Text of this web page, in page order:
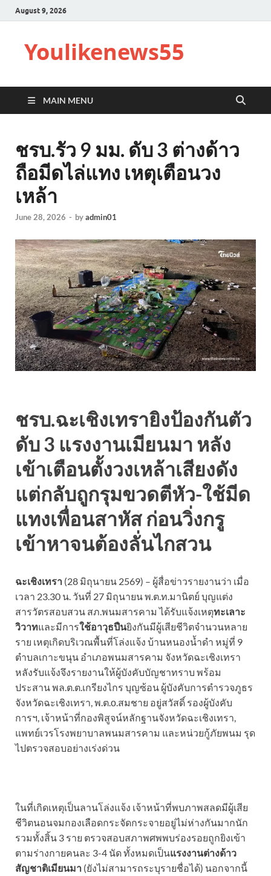
August 9, 2026
Youlikenews55
MAIN MENU
ชรบ.รัว 9 มม. ดับ 3 ต่างด้าว
ถือมีดไล่แทง เหตุเตือนวง
เหล้า
June 28, 2026 - byadmin01
ชรบ.ฉะเชิงเทรายิงป้องกันตัว
ดับ 3 แรงงานเมียนมา หลัง
เข้าเตือนตั้งวงเหล้าเสียงดัง
แต่กลับถูกรุมขวดตีหัว-ใช้มีด
แทงเพื่อนสาหัส ก่อนวิ่งกรู
เข้าหาจนต้องลั่นไกสวน
ฉะเชิงเทรา (28 มิถุนายน 2569) – ผู้สื่อข่าวรายงานว่า เมื่อ
เวลา 23.30 น. วันที่ 27 มิถุนายน พ.ต.ท.มานิตย์ บุญแต่ง
สารวัตรสอบสวน สภ.พนมสารคาม ได้รับแจ้งเหตุทะเลาะ
วิวาทและมีการใช้อาวุธปืนยิงกันมีผู้เสียชีวิตจำนวนหลาย
ราย เหตุเกิดบริเวณพื้นที่โล่งแจ้ง บ้านหนองน้ำดำ หมู่ที่ 9
ตำบลเกาะขนุน อำเภอพนมสารคาม จังหวัดฉะเชิงเทรา
หลังรับแจ้งจึงรายงานให้ผู้บังคับบัญชาทราบ พร้อม
ประสาน พล.ต.ต.เกรียงไกร บุญซ้อน ผู้บังคับการตำรวจภูธร
จังหวัดฉะเชิงเทรา, พ.ต.о.สมชาย อยู่สวัสดิ์ รองผู้บังคับ
การฯ, เจ้าหน้าที่กองพิสูจน์หลักฐานจังหวัดฉะเชิงเทรา,
แพทย์เวรโรงพยาบาลพนมสารคาม และหน่วยกู้ภัยพนม รุด
ไปตรวจสอบอย่างเร่งด่วน
ในที่เกิดเหตุเป็นลานโล่งแจ้ง เจ้าหน้าที่พบภาพสลดมีผู้เสีย
ชีวิตนอนจมกองเลือดกระจัดกระจายอยู่ไม่ห่างกันมากนัก
รวมทั้งสิ้น 3 ราย ตรวจสอบสภาพศพพบร่องรอยถูกยิงเข้า
ตามร่างกายคนละ 3-4 นัด ทั้งหมดเป็นแรงงานต่างด้าว
สัญชาติเมียนมา (ยังไม่สามารถระบุรายชื่อได้) นอกจากนี้